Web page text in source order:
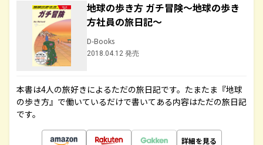
地球の歩き方 ガチ冒険～地球の歩き
方社員の旅日記～
D-Books
2018.04.12 発売
本書は4人の旅好きによるただの旅日記です。たまたま『地球
の歩き方』で働いているだけで書いてある内容はただの旅日記
です。
詳細を見る